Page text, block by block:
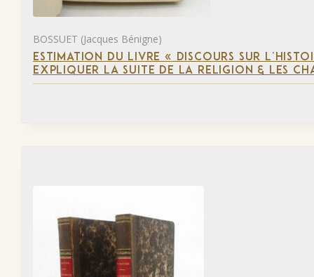
BOSSUET (Jacques Bénigne)
ESTIMATION DU LIVRE « DISCOURS SUR
EXPLIQUER LA SUITE DE LA RELIGION & LES